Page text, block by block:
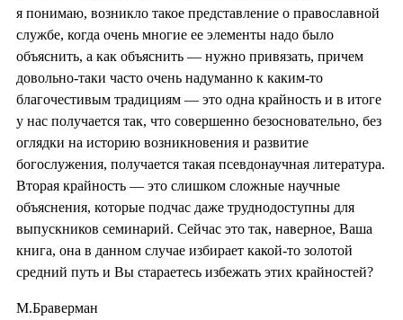
я понимаю, возникло такое представление о православной
службе, когда очень многие ее элементы надо было
объяснить, а как объяснить — нужно привязать, причем
довольно-таки часто очень надуманно к каким-то
благочестивым традициям — это одна крайность и в итоге
у нас получается так, что совершенно безосновательно, без
оглядки на историю возникновения и развитие
богослужения, получается такая псевдонаучная литература.
Вторая крайность — это слишком сложные научные
объяснения, которые подчас даже труднодоступны для
выпускников семинарий. Сейчас это так, наверное, Ваша
книга, она в данном случае избирает какой-то золотой
средний путь и Вы стараетесь избежать этих крайностей?
М.Браверман